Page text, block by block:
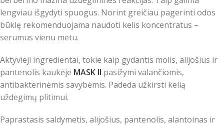
lengviau išgydyti spuogus. Norint greičiau pagerinti odos
būklę rekomenduojama naudoti kelis koncentratus –
serumus vienu metu.
Aktyvieji ingredientai, tokie kaip gydantis molis, alijošius ir
pantenolis kaukėje MASK II pasižymi valančiomis,
antibakterinėmis savybėmis. Padeda užkirsti kelią
uždegimų plitimui.
Paprastasis saldymetis, alijošius, pantenolis, alantoinas ir